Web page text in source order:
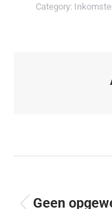
Category:
Geen